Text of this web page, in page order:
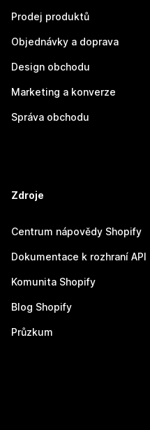
Prodej produktů
Objednávky a doprava
Design obchodu
Marketing a konverze
Správa obchodu
Zdroje
Centrum nápovědy Shopify
Dokumentace k rozhraní API
Komunita Shopify
Blog Shopify
Průzkum